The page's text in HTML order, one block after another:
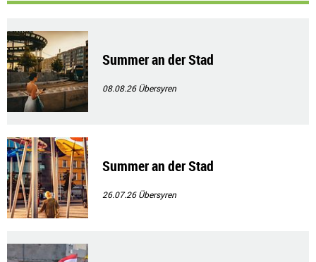
Summer an der Stad
08.08.26Übersyren
Summer an der Stad
26.07.26Übersyren